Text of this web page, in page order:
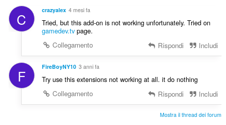
z
i
:
g
u
d
i
z
i
:
C crazyalex 4 mesi fa
Tried, but this add-on is not working unfortunately. Tried on
gamedev.tvpage.
Collegamento
Rispondi Includi
F FireBoyNY10 3 anni fa
Try use this extensions not working at all. it do nothing
Collegamento
Rispondi Includi
Mostra il thread dei forum